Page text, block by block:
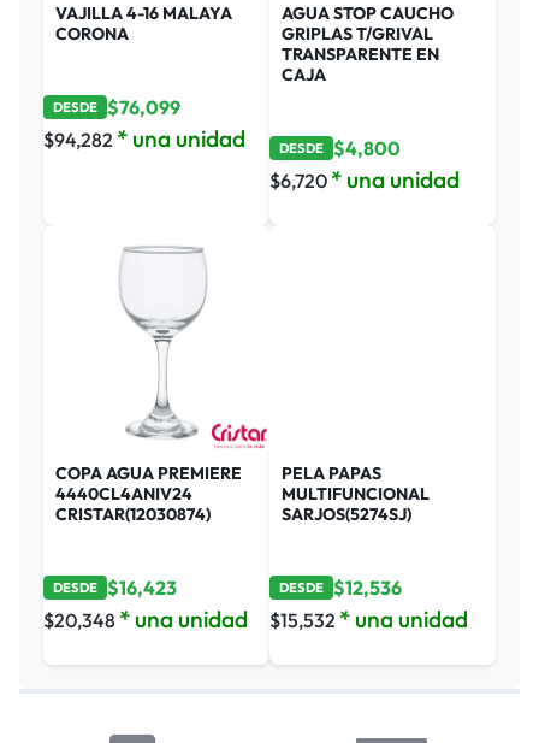
VAJILLA 4-16 MALAYA
CORONA
DESDE $76,099
$94,282 * una unidad
AGUA STOP CAUCHO
GRIPLAS T/GRIVAL
TRANSPARENTE EN
CAJA
DESDE $4,800
$6,720 * una unidad
COPA AGUA PREMIERE
4440CL4ANIV24
CRISTAR(12030874)
DESDE $16,423
$20,348 * una unidad
PELA PAPAS
MULTIFUNCIONAL
SARJOS(5274SJ)
DESDE $12,536
$15,532 * una unidad